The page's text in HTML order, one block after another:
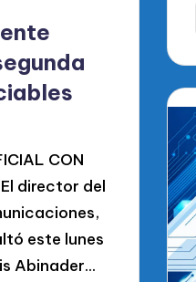
CON
El director del
este lunes
Abinader…